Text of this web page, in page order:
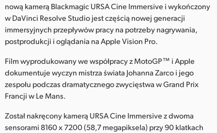
Mexico
Malaysia
Netherlands
New Zealand
Norway
Portugal
nową kamerą Blackmagic URSA Cine Immersive i wykończony
w DaVinci Resolve Studio jest częścią nowej generacji
immersyjnych przepływów pracy na potrzeby nagrywania,
postprodukcji i oglądania na Apple Vision Pro.
Film wyprodukowany we współpracy z MotoGP™ i Apple
dokumentuje wyczyn mistrza świata Johanna Zarco i jego
zespołu podczas dramatycznego zwycięstwa w Grand Prix
Francji w Le Mans.
Został nakręcony kamerą URSA Cine Immersive z dwoma
sensorami 8160 x 7200 (58,7 megapiksela) przy 90 klatkach